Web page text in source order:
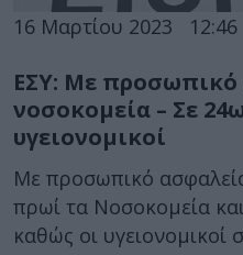
16 Μαρτίου 2023 12:46
ΕΣΥ: Με προσωπικό
νοσοκομεία – Σε
υγειονομικοί
Με προσωπικό
πρωί τα Νοσοκομεία
καθώς οι υγειονομικοί